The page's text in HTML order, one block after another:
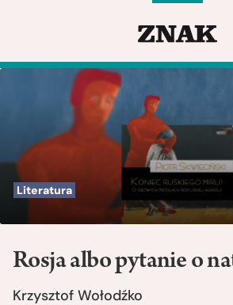
Literatura
Rosja albo pytanie o
Krzysztof Wołodźko